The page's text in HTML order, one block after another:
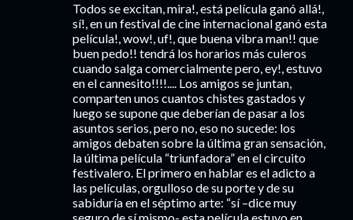
Todos se excitan, mira!, está película ganó allá!,
sí!, en un festival de cine internacional ganó esta
película!, wow!, uf!, que buena vibra man!! que
buen pedo!! tendrá los horarios más culeros
cuando salga comercialmente pero, ey!, estuvo
en el cannesito!!!!.... Los amigos se juntan,
comparten unos cuantos chistes gastados y
luego se supone que deberían de pasar a los
asuntos serios, pero no, eso no sucede: los
amigos debaten sobre la última gran sensación,
la última película “triunfadora” en el circuito
festivalero. El primero en hablar es el adicto a
las películas, orgulloso de su porte y de su
sabiduría en el séptimo arte: “sí –dice muy